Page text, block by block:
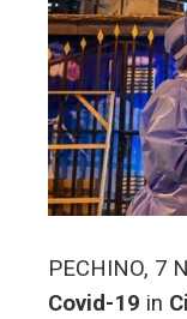
PECHINO, 7
Covid-19 in